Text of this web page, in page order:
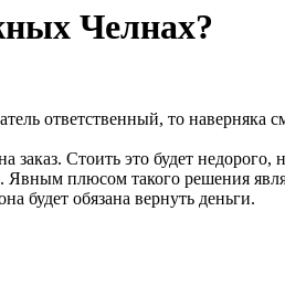
Челнах?
ответственный, то
заказ. Стоить это будет
плюсом такого решения
будет обязана вернуть деньги.